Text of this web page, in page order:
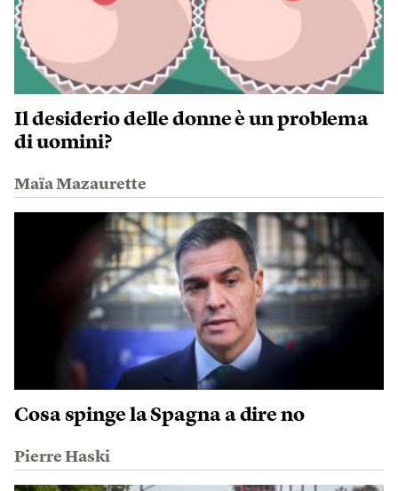
Il desiderio delle donne è un problema
di uomini?
Maïa Mazaurette
Cosa spinge la Spagna a dire no
Pierre Haski